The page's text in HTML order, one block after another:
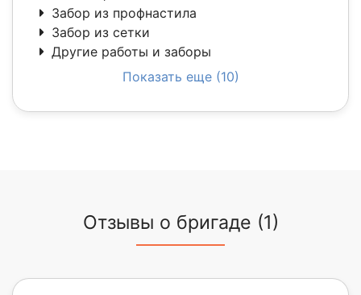
Забор из профнастила
Забор из сетки
Другие работы и заборы
Показать еще (10)
Отзывы о бригаде (1)